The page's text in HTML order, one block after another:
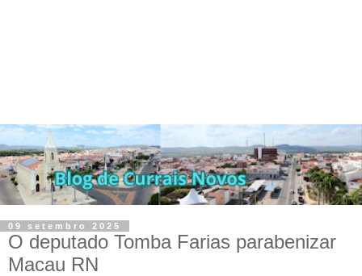
09 setembro 2025
O deputado Tomba Farias parabenizar
Macau RN